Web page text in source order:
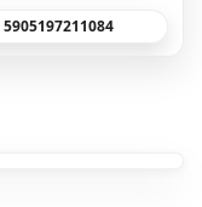
5905197211084